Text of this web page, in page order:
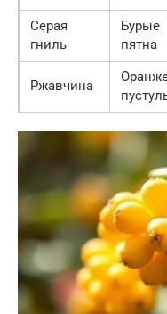
Серая
гниль
Бурые
пятна
Ржавчина